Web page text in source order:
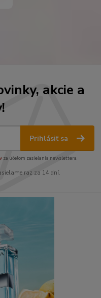
akcie a
Prihlásiť sa
za účelom zasielania newslettera.
raz za 14 dní.